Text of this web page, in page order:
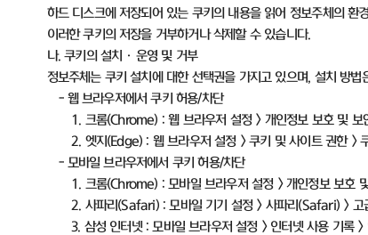
하드 디스크에 저장되어 있는 쿠키의 내용을 읽어 정보주체의 환
이러한 쿠키의 저장을 거부하거나 삭제할 수 있습니다.
나.쿠키의 설치ㆍ운영 및 거부
정보주체는 쿠키 설치에 대한 선택권을 가지고 있으며, 설치 방법
- 웹 브라우저에서 쿠키 허용/차단
1. 크롬(Chrome) :웹 브라우저 설정> 개인정보 보호 및 보
2. 엣지 (Edge) : 웹 브라우저 설정>쿠키 및 사이트 권한>
- 모바일 브라우저에서 쿠키 허용/차단
1. 크롬(Chrome) : 모바일 브라우저 설정>개인정보 보호
2. 사파리 (Safari) : 모바일 기기 설정> 사파리 (Safari) > 고
3. 삼성 인터넷: 모바일 브라우저 설정> 인터넷 사용 기록>